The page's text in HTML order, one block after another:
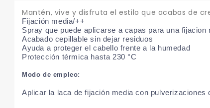
FundidorMantén, vive y disfruta el estilo que acabas de
Fijación media/++
Spray que puede aplicarse a capas para una fijacion
Acabado cepillable sin dejar residuos
Ayuda a proteger el cabello frente a la humedad
Protección térmica hasta 230 °C
Modo de empleo:
Aplicar la laca de fijación media con